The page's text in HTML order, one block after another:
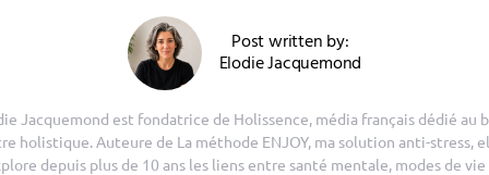
Post written by:
Elodie Jacquemond
Jacquemond est fondatrice de Holissence, média français dédié au
holistique. Auteure de La méthode ENJOY, ma solution anti-stress,
depuis plus de 10 ans les liens entre santé mentale, modes de